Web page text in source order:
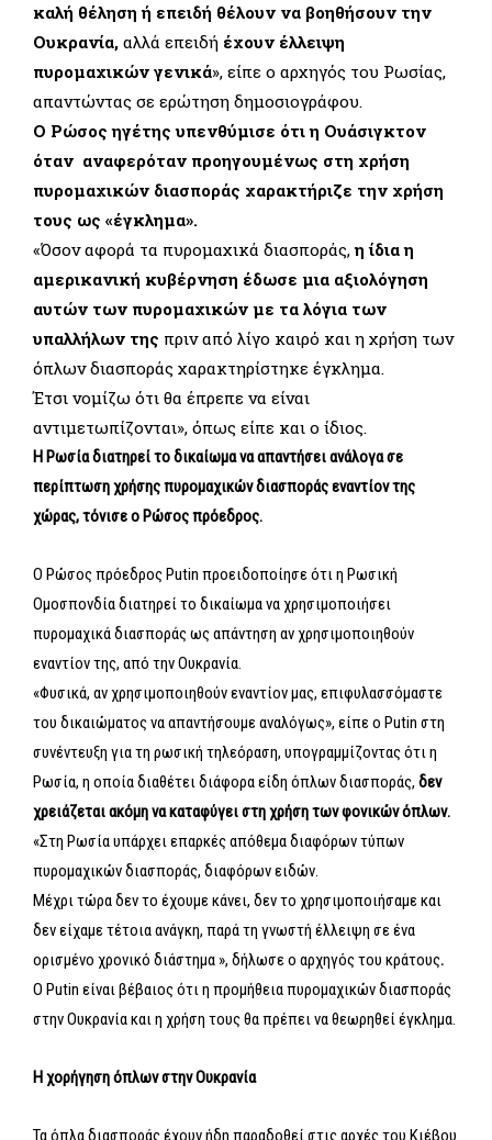
καλή θέληση ή επειδή θέλουν να βοηθήσουν την
Ουκρανία, αλλά επειδή έχουν έλλειψη
πυρομαχικών γενικά», είπε ο αρχηγός του Ρωσίας,
απαντώντας σε ερώτηση δημοσιογράφου.
Ο Ρώσος ηγέτης υπενθύμισε ότι η Ουάσιγκτον
όταν αναφερόταν προηγουμένως στη χρήση
πυρομαχικών διασποράς χαρακτήριζε την χρήση
τους ως «έγκλημα».
«Όσον αφορά τα πυρομαχικά διασποράς,η ίδια η
αμερικανική κυβέρνηση έδωσε μια αξιολόγηση
αυτών των πυρομαχικών με τα λόγια των
υπαλλήλων της πριν από λίγο καιρό και η χρήση των
όπλων διασποράς χαρακτηρίστηκε έγκλημα.
Έτσι νομίζω ότι θα έπρεπε να είναι
αντιμετωπίζονται», όπως είπε και ο ίδιος.
Η Ρωσία διατηρεί το δικαίωμα να απαντήσει ανάλογα σε
περίπτωση χρήσης πυρομαχικών διασποράς εναντίον της
χώρας, τόνισε ο Ρώσος πρόεδρος.
Ο Ρώσος πρόεδρος Putin προειδοποίησε ότι η Ρωσική
Ομοσπονδία διατηρεί το δικαίωμα να χρησιμοποιήσει
πυρομαχικά διασποράς ως απάντηση αν χρησιμοποιηθούν
εναντίον της, από την Ουκρανία.
«Φυσικά, αν χρησιμοποιηθούν εναντίον μας, επιφυλασσόμαστε
του δικαιώματος να απαντήσουμε αναλόγως», είπε ο Putin στη
συνέντευξη για τη ρωσική τηλεόραση, υπογραμμίζοντας ότι η
Ρωσία, η οποία διαθέτει διάφορα είδη όπλων διασποράς, δεν
χρειάζεται ακόμη να καταφύγει στη χρήση των φονικών όπλων.
«Στη Ρωσία υπάρχει επαρκές απόθεμα διαφόρων τύπων
πυρομαχικών διασποράς, διαφόρων ειδών.
Μέχρι τώρα δεν το έχουμε κάνει, δεν το χρησιμοποιήσαμε και
δεν είχαμε τέτοια ανάγκη, παρά τη γνωστή έλλειψη σε ένα
ορισμένο χρονικό διάστημα », δήλωσε ο αρχηγός του κράτους.
Ο Putin είναι βέβαιος ότι η προμήθεια πυρομαχικών διασποράς
στην Ουκρανία και η χρήση τους θα πρέπει να θεωρηθεί έγκλημα.
Η χορήγηση όπλων στην Ουκρανία
Τα όπλα διασποράς έχουν ήδη παραδοθεί στις αρχές του Κιέβου